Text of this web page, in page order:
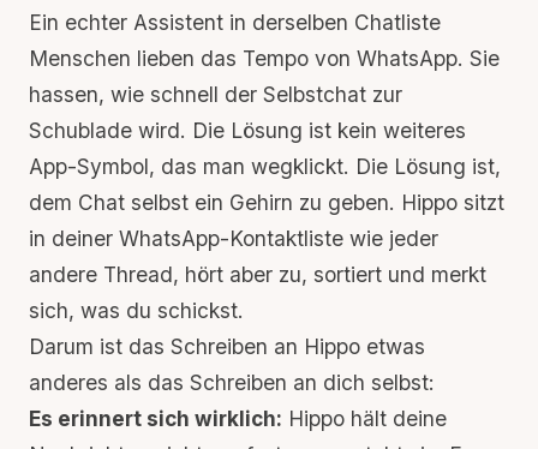
Ein echter Assistent in derselben Chatliste
Menschen lieben das Tempo von WhatsApp. Sie
hassen, wie schnell der Selbstchat zur
Schublade wird. Die Lösung ist kein weiteres
App-Symbol, das man wegklickt. Die Lösung ist,
dem Chat selbst ein Gehirn zu geben. Hippo sitzt
in deiner WhatsApp-Kontaktliste wie jeder
andere Thread, hört aber zu, sortiert und merkt
sich, was du schickst.
Darum ist das Schreiben an Hippo etwas
anderes als das Schreiben an dich selbst:
Es erinnert sich wirklich: Hippo hält deine